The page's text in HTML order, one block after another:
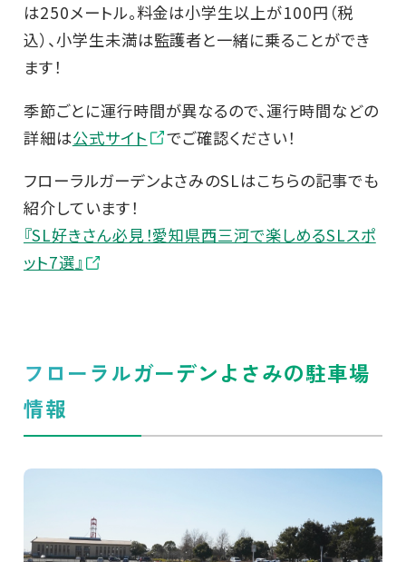
は250メートル。料金は小学生以上が100円（税
込）、小学生未満は監護者と一緒に乗ることができ
ます！
季節ごとに運行時間が異なるので、運行時間などの
詳細は公式サイト
でご確認ください！
フローラルガーデンよさみのSLはこちらの記事でも
紹介しています！
『SL好きさん必見！愛知県西三河で楽しめるSLスポ
ット7選』
フローラルガーデンよさみの駐車場
情報